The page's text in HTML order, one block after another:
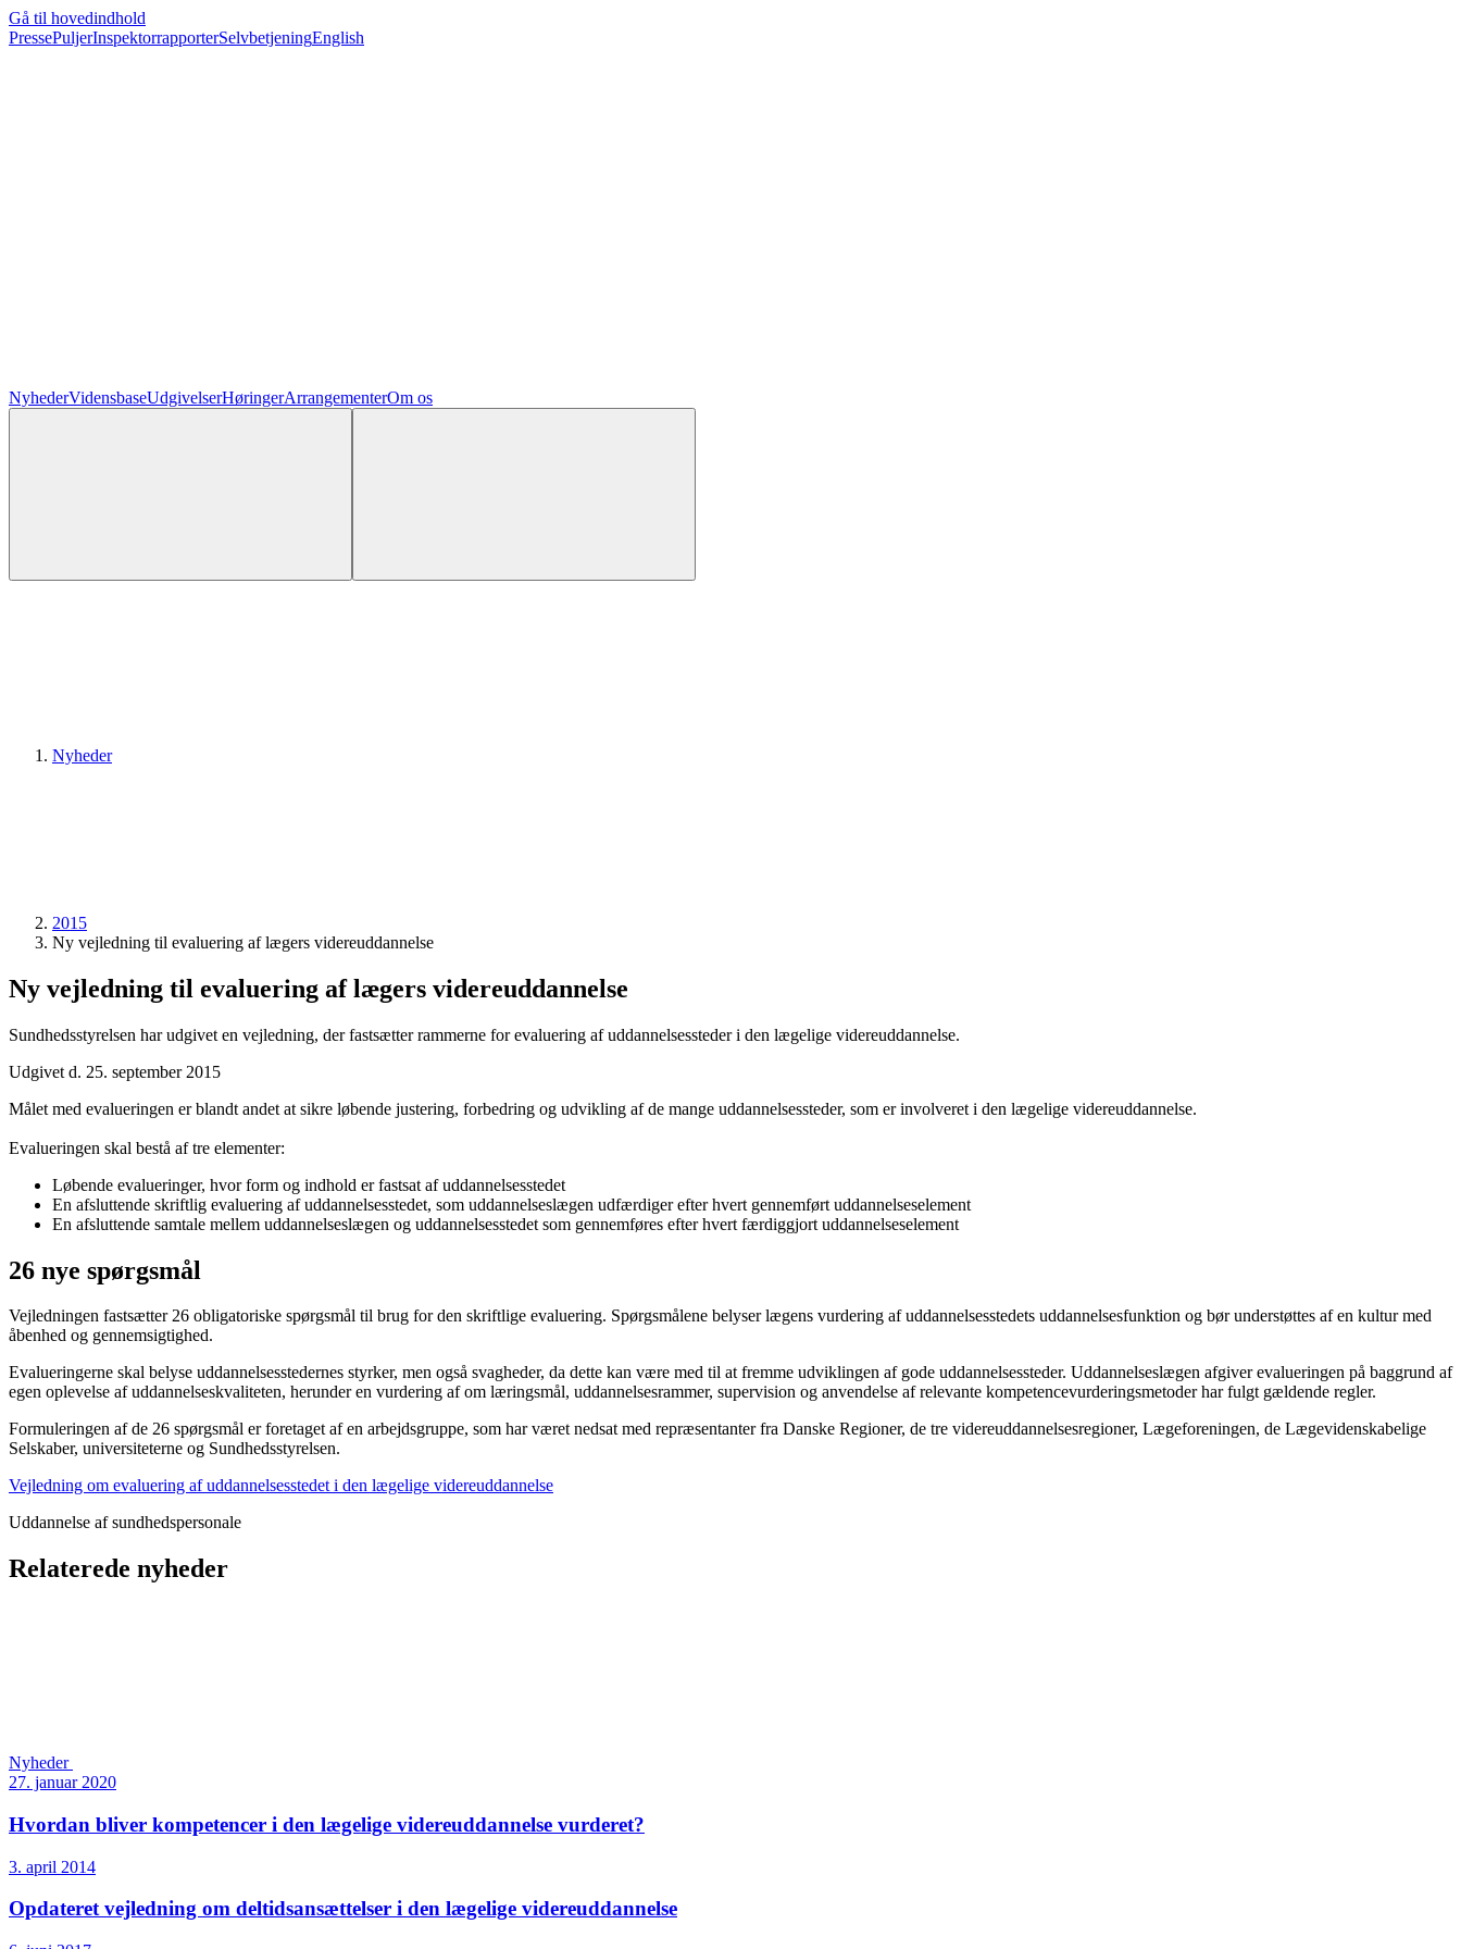
Gå til hovedindhold
PressePuljerInspektorrapporterSelvbetjeningEnglish
NyhederVidensbaseUdgivelserHøringerArrangementerOm os
Nyheder
2015
Ny vejledning til evaluering af lægers videreuddannelse
Ny vejledning til evaluering af lægers videreuddannelse
Sundhedsstyrelsen har udgivet en vejledning, der fastsætter rammerne for evaluering af uddannelsessteder i den lægelige videreuddannelse.
Udgivet d. 25. september 2015
Målet med evalueringen er blandt andet at sikre løbende justering, forbedring og udvikling af de mange uddannelsessteder, som er involveret i den lægelige videreuddannelse.
Evalueringen skal bestå af tre elementer:
Løbende evalueringer, hvor form og indhold er fastsat af uddannelsesstedet
En afsluttende skriftlig evaluering af uddannelsesstedet, som uddannelseslægen udfærdiger efter hvert gennemført uddannelseselement
En afsluttende samtale mellem uddannelseslægen og uddannelsesstedet som gennemføres efter hvert færdiggjort uddannelseselement
26 nye spørgsmål
Vejledningen fastsætter 26 obligatoriske spørgsmål til brug for den skriftlige evaluering. Spørgsmålene belyser lægens vurdering af uddannelsesstedets uddannelsesfunktion og bør understøttes af en kultur med
åbenhed og gennemsigtighed.
Evalueringerne skal belyse uddannelsesstedernes styrker, men også svagheder, da dette kan være med til at fremme udviklingen af gode uddannelsessteder. Uddannelseslægen afgiver evalueringen på baggrund af
egen oplevelse af uddannelseskvaliteten, herunder en vurdering af om læringsmål, uddannelsesrammer, supervision og anvendelse af relevante kompetencevurderingsmetoder har fulgt gældende regler.
Formuleringen af de 26 spørgsmål er foretaget af en arbejdsgruppe, som har været nedsat med repræsentanter fra Danske Regioner, de tre videreuddannelsesregioner, Lægeforeningen, de Lægevidenskabelige
Selskaber, universiteterne og Sundhedsstyrelsen.
Vejledning om evaluering af uddannelsesstedet i den lægelige videreuddannelse
Uddannelse af sundhedspersonale
Relaterede nyheder
Nyheder
27. januar 2020
Hvordan bliver kompetencer i den lægelige videre­uddannelse vurderet?
3. april 2014
Opdateret vejledning om deltidsansættelser i den lægelige videreuddannelse